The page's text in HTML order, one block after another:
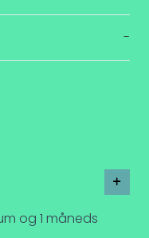
-
og 1 måneds